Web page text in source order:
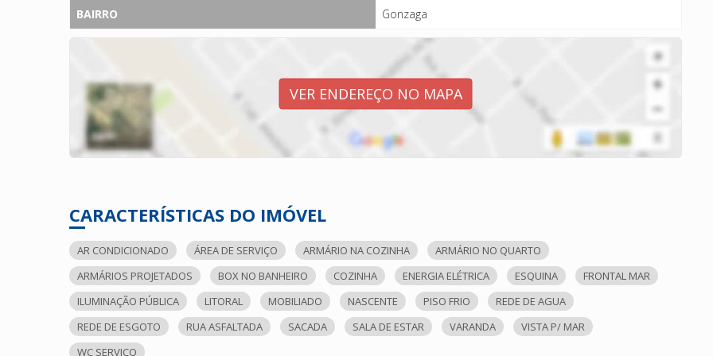
BAIRRO Gonzaga
VER ENDEREÇO NO MAPA
CARACTERÍSTICAS DO IMÓVEL
AR CONDICIONADO ÁREA DE SERVIÇO ARMÁRIO NA COZINHA
ARMÁRIO NO QUARTO
ARMÁRIOS PROJETADOS
BOX NO BANHEIRO COZINHA ENERGIA ELÉTRICA ESQUINA
FRONTAL MAR
ILUMINAÇÃO PÚBLICA
LITORAL MOBILIADO NASCENTE PISO FRIO
REDE DE AGUA
REDE DE ESGOTO
RUA ASFALTADA SACADA SALA DE ESTAR VARANDA
VISTA P/ MAR
WC SERVIÇO